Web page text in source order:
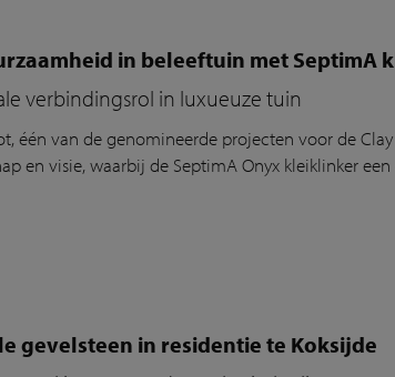
in beleeftuin met SeptimA
verbindingsrol in luxueuze tuin
één van de genomineerde projecten voor de Clay
en visie, waarbij de SeptimA Onyx kleiklinker
gevelsteen in residentie te Koksijde